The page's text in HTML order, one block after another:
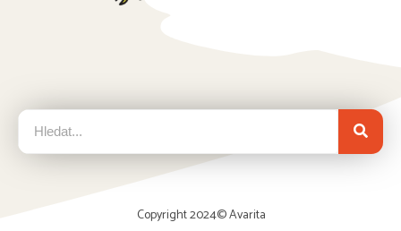
Copyright 2024©Avarita